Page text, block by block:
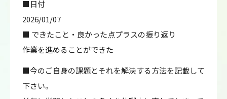
■日付
2026/01/07
■ できたこと・良かった点プラスの振り返り
作業を進めることができた
■今のご自身の課題とそれを解決する方法を記載して
下さい。